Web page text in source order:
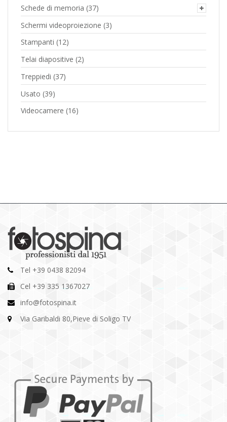
Schede di memoria (37)
Schermi videoproiezione (3)
Stampanti (12)
Telai diapositive (2)
Treppiedi (37)
Usato (39)
Videocamere (16)
Tel +39 0438 82094
Cel +39 335 1367027
info@fotospina.it
Via Garibaldi 80,Pieve di Soligo TV